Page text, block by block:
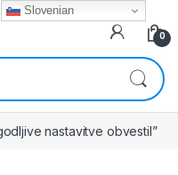
0
nastavitve obvestil”
Slovenian